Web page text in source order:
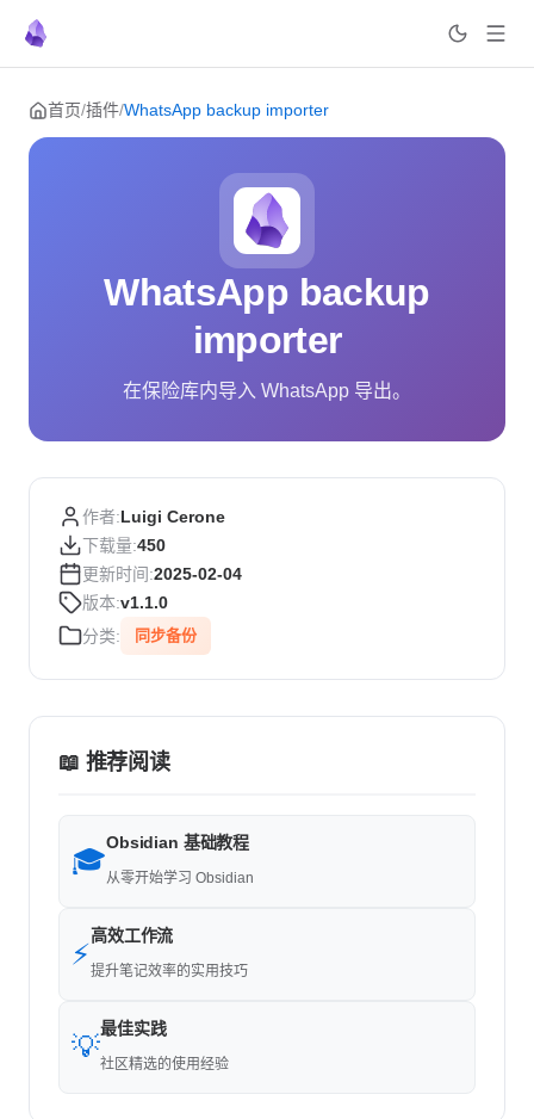
Skip to content
首页/插件/WhatsApp backup importer
WhatsApp backup
importer
在保险库内导入 WhatsApp 导出。
作者:Luigi Cerone
下载量:450
更新时间:2025-02-04
版本:v1.1.0
分类:
同步备份
📖 推荐阅读
🎓
Obsidian 基础教程
从零开始学习 Obsidian
⚡
高效工作流
提升笔记效率的实用技巧
💡
最佳实践
社区精选的使用经验